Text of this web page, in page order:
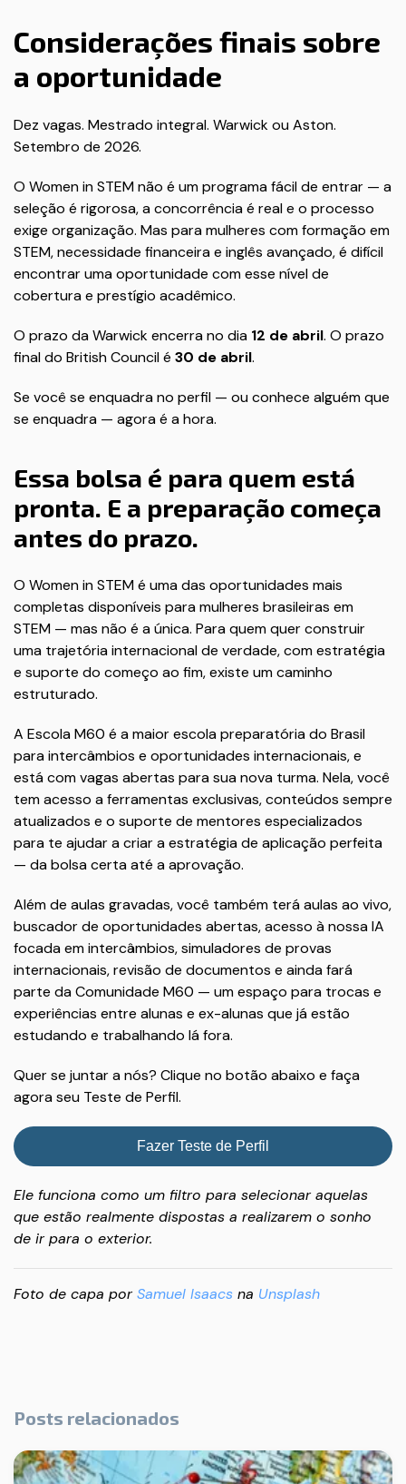
Considerações finais sobre
a oportunidade
Dez vagas. Mestrado integral. Warwick ou Aston.
Setembro de 2026.
O Women in STEM não é um programa fácil de entrar — a
seleção é rigorosa, a concorrência é real e o processo
exige organização. Mas para mulheres com formação em
STEM, necessidade financeira e inglês avançado, é difícil
encontrar uma oportunidade com esse nível de
cobertura e prestígio acadêmico.
O prazo da Warwick encerra no dia 12 de abril. O prazo
final do British Council é 30 de abril.
Se você se enquadra no perfil — ou conhece alguém que
se enquadra — agora é a hora.
Essa bolsa é para quem está
pronta. E a preparação começa
antes do prazo.
O Women in STEM é uma das oportunidades mais
completas disponíveis para mulheres brasileiras em
STEM — mas não é a única. Para quem quer construir
uma trajetória internacional de verdade, com estratégia
e suporte do começo ao fim, existe um caminho
estruturado.
A Escola M60 é a maior escola preparatória do Brasil
para intercâmbios e oportunidades internacionais, e
está com vagas abertas para sua nova turma. Nela, você
tem acesso a ferramentas exclusivas, conteúdos sempre
atualizados e o suporte de mentores especializados
para te ajudar a criar a estratégia de aplicação perfeita
— da bolsa certa até a aprovação.
Além de aulas gravadas, você também terá aulas ao vivo,
buscador de oportunidades abertas, acesso à nossa IA
focada em intercâmbios, simuladores de provas
internacionais, revisão de documentos e ainda fará
parte da Comunidade M60 — um espaço para trocas e
experiências entre alunas e ex-alunas que já estão
estudando e trabalhando lá fora.
Quer se juntar a nós? Clique no botão abaixo e faça
agora seu Teste de Perfil.
Fazer Teste de Perfil
Ele funciona como um filtro para selecionar aquelas
que estão realmente dispostas a realizarem o sonho
de ir para o exterior.
Foto de capa porSamuel Isaacs na Unsplash
Posts relacionados